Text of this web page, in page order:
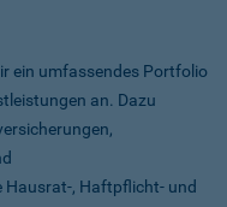
ein umfassendes Portfolio
an. Dazu
, Haftpflicht- und